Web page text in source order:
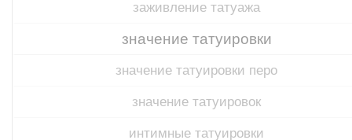
заживление татуажа
значение татуировки
значение татуировки перо
значение татуировок
интимные татуировки